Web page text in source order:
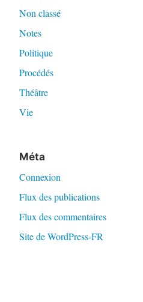
Non classé
Notes
Politique
Procédés
Théâtre
Vie
Méta
Connexion
Flux des publications
Flux des commentaires
Site de WordPress-FR